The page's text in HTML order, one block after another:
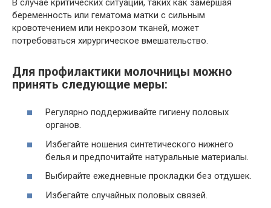
В случае критических ситуаций, таких как замершая
беременность или гематома матки с сильным
кровотечением или некрозом тканей, может
потребоваться хирургическое вмешательство.
Для профилактики молочницы можно
принять следующие меры:
Регулярно поддерживайте гигиену половых
органов.
Избегайте ношения синтетического нижнего
белья и предпочитайте натуральные материалы.
Выбирайте ежедневные прокладки без отдушек.
Избегайте случайных половых связей.